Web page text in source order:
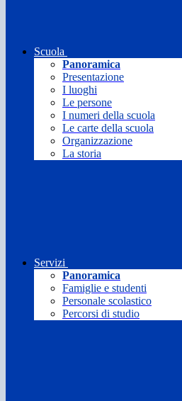
Scuola
Panoramica
Presentazione
I luoghi
Le persone
I numeri della scuola
Le carte della scuola
Organizzazione
La storia
Servizi
Panoramica
Famiglie e studenti
Personale scolastico
Percorsi di studio